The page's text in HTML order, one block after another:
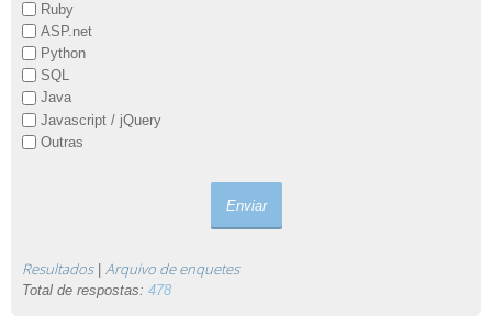
Ruby
ASP.net
Python
SQL
Java
Javascript / jQuery
Outras
Resultados| Arquivo de enquetes
Total de respostas: 478